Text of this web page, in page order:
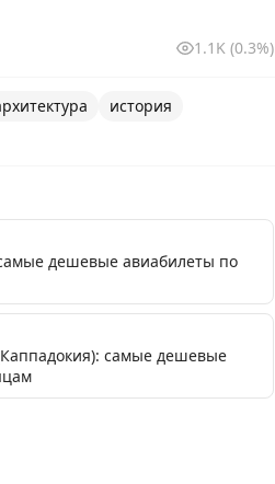
1.1K (0.3%)
история
дешевые авиабилеты по
самые дешевые